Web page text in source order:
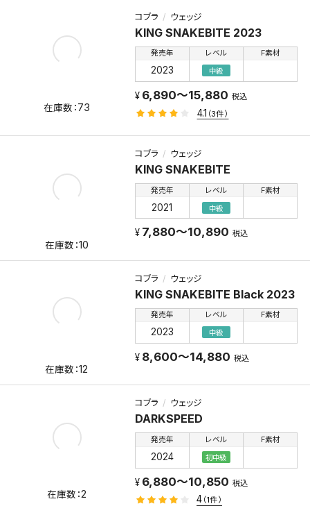
コブラ ウェッジ
KING SNAKEBITE 2023
発売年
2023
レベル
中級
F素材
73
6,890～15,880 税込
4.1 （3件）
コブラ ウェッジ
KING SNAKEBITE
発売年
2021
レベル
中級
F素材
10
7,880～10,890 税込
コブラ ウェッジ
KING SNAKEBITE Black 2023
発売年
2023
レベル
中級
F素材
12
8,600～14,880 税込
コブラ ウェッジ
DARKSPEED
発売年
2024
レベル
初中級
F素材
2
6,880～10,850 税込
4 （1件）